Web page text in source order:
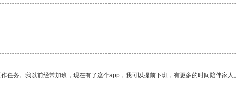
务。我以前经常加班，现在有了这个app，我可以提前下班，有更多的时间陪伴家人。